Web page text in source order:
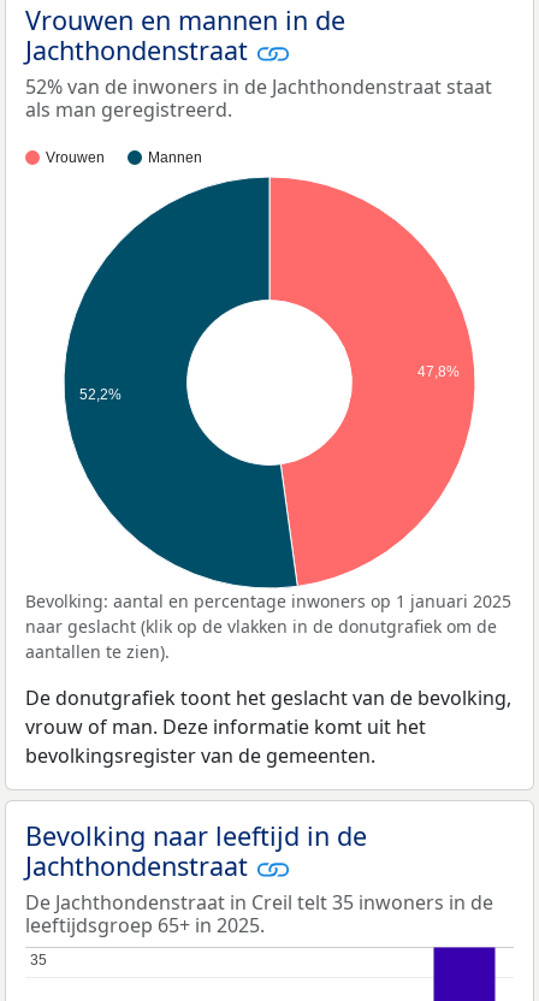
Vrouwen en mannen in de
Jachthondenstraat
52% van de inwoners in de Jachthondenstraat staat
als man geregistreerd.
Vrouwen Mannen
47,8%
52,2%
Bevolking: aantal en percentage inwoners op 1 januari 2025
naar geslacht (klik op de vlakken in de donutgrafiek om de
aantallen te zien).
De donutgrafiek toont het geslacht van de bevolking,
vrouw of man. Deze informatie komt uit het
bevolkingsregister van de gemeenten.
Bevolking naar leeftijd in de
Jachthondenstraat
De Jachthondenstraat in Creil telt 35 inwoners in de
leeftijdsgroep 65+ in 2025.
35
35